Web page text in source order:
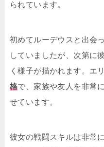
られています。
初めてルーデウスと出会
していましたが、次第に
く様子が描かれます。エ
格で、家族や友人を非常
せています。
彼女の戦闘スキルは非常